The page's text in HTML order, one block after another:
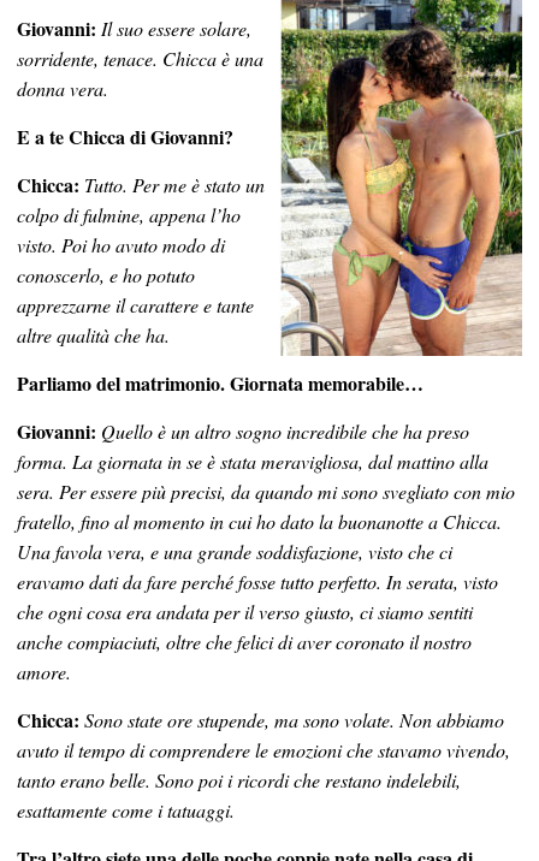
Giovanni: Il suo essere solare,
sorridente, tenace. Chicca è una
donna vera.
E a te Chicca di Giovanni?
Chicca: Tutto. Per me è stato un
colpo di fulmine, appena l’ho
visto. Poi ho avuto modo di
conoscerlo, e ho potuto
apprezzarne il carattere e tante
altre qualità che ha.
Parliamo del matrimonio. Giornata memorabile…
Giovanni: Quello è un altro sogno incredibile che ha preso
forma. La giornata in se è stata meravigliosa, dal mattino alla
sera. Per essere più precisi, da quando mi sono svegliato con mio
fratello, fino al momento in cui ho dato la buonanotte a Chicca.
Una favola vera, e una grande soddisfazione, visto che ci
eravamo dati da fare perché fosse tutto perfetto. In serata, visto
che ogni cosa era andata per il verso giusto, ci siamo sentiti
anche compiaciuti, oltre che felici di aver coronato il nostro
amore.
Chicca: Sono state ore stupende, ma sono volate. Non abbiamo
avuto il tempo di comprendere le emozioni che stavamo vivendo,
tanto erano belle. Sono poi i ricordi che restano indelebili,
esattamente come i tatuaggi.